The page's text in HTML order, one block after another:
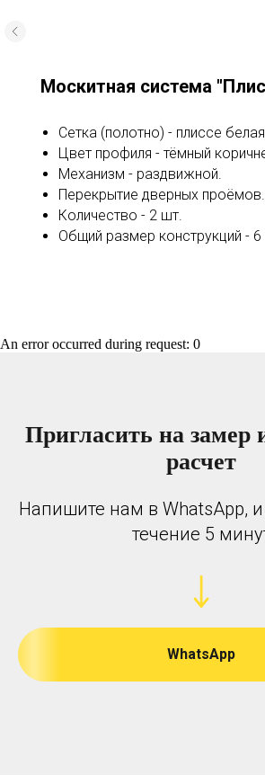
Москитная система
Сетка (полотно) - плиссе
Цвет профиля - тёмный
Механизм - раздвижной.
Перекрытие дверных проёмов.
Количество - 2 шт.
Общий размер конструкций - 6
An error occurred during request: 0
Пригласить на замер
расчет
Напишите нам в WhatsApp,
течение 5
WhatsApp